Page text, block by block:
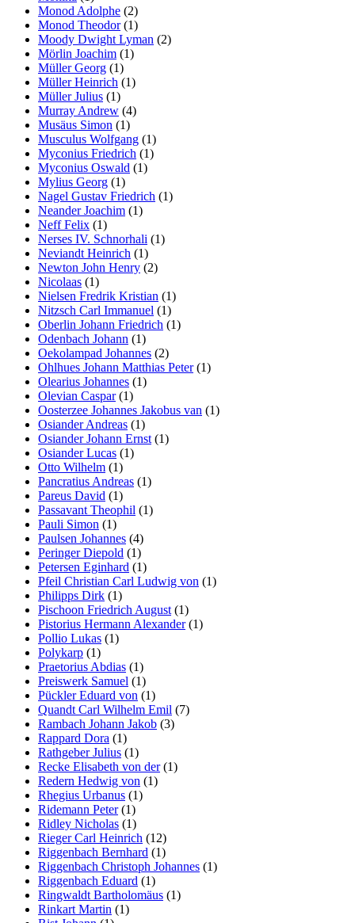
Monod Adolphe (2)
Monod Theodor(1)
Moody Dwight Lyman (2)
Mörlin Joachim (1)
Müller Georg (1)
Müller Heinrich (1)
Müller Julius (1)
Murray Andrew (4)
Musäus Simon (1)
Musculus Wolfgang (1)
Myconius Friedrich (1)
Myconius Oswald (1)
Mylius Georg (1)
Nagel Gustav Friedrich (1)
Neander Joachim (1)
Neff Felix (1)
Nerses IV. Schnorhali (1)
Neviandt Heinrich (1)
Newton John Henry (2)
Nicolaas (1)
Nielsen Fredrik Kristian (1)
Nitzsch Carl Immanuel (1)
Oberlin Johann Friedrich (1)
Odenbach Johann (1)
Oekolampad Johannes (2)
Ohlhues Johann Matthias Peter(1)
Olearius Johannes (1)
Olevian Caspar(1)
Oosterzee Johannes Jakobus van (1)
Osiander Andreas (1)
Osiander Johann Ernst (1)
Osiander Lucas (1)
Otto Wilhelm (1)
Pancratius Andreas (1)
Pareus David (1)
Passavant Theophil (1)
Pauli Simon (1)
Paulsen Johannes (4)
Peringer Diepold (1)
Petersen Eginhard (1)
Pfeil Christian Carl Ludwig von (1)
Philipps Dirk (1)
Pischoon Friedrich August (1)
Pistorius Hermann Alexander(1)
Pollio Lukas (1)
Polykarp (1)
Praetorius Abdias (1)
Preiswerk Samuel (1)
Pückler Eduard von (1)
Quandt Carl Wilhelm Emil (7)
Rambach Johann Jakob (3)
Rappard Dora (1)
Rathgeber Julius (1)
Recke Elisabeth von der(1)
Redern Hedwig von (1)
Rhegius Urbanus (1)
Ridemann Peter(1)
Ridley Nicholas (1)
Rieger Carl Heinrich (12)
Riggenbach Bernhard (1)
Riggenbach Christoph Johannes (1)
Riggenbach Eduard (1)
Ringwaldt Bartholomäus (1)
Rinkart Martin (1)